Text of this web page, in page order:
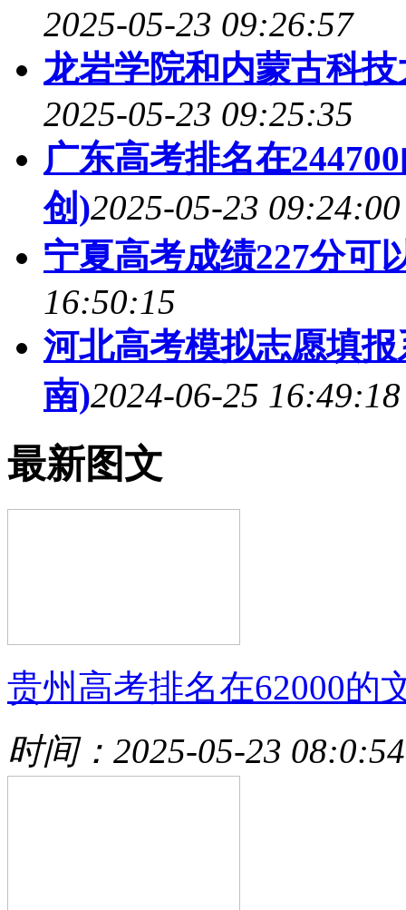
2025-05-23 09:26:57
龙岩学院和内蒙古科
2025-05-23 09:25:35
广东高考排名在
创)2025-05-23 09:24:00
宁夏高考成绩227分可
16:50:15
河北高考模拟志愿填
南)2024-06-25 16:49:18
最新图文
贵州高考排名在62000的
时间：2025-05-23 08:0:54